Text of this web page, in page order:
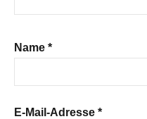
Name *
E-Mail-Adresse *